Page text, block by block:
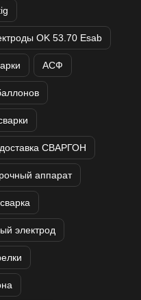
OK 53.70 Esab
АСФ
СВАРГОН
аппарат
электрод